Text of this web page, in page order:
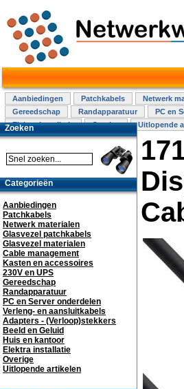
Aanbiedingen Patchkabels Netwerk
Gereedschap
Randapparatuur PC en
Elektra installatie
Overige Uitlopende
Zoeken
Categorieën
Aanbiedingen
Patchkabels
Netwerk materialen
Glasvezel patchkabels
Glasvezel materialen
Cable management
Kasten en accessoires
230V en UPS
Gereedschap
Randapparatuur
PC en Server onderdelen
Verleng- en aansluitkabels
Adapters - (Verloop)stekkers
Beeld en Geluid
Huis en kantoor
Elektra installatie
Overige
Uitlopende artikelen